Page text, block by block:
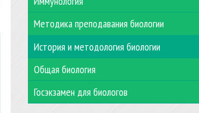
Методика преподавания биологии
История и методология биологии
Общая биология
Госэкзамен для биологов